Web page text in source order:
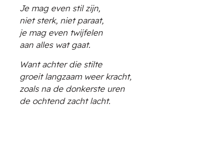
Je mag even stil zijn,
niet sterk, niet paraat,
je mag even twijfelen
aan alles wat gaat.
Want achter die stilte
groeit langzaam weer kracht,
zoals na de donkerste uren
de ochtend zacht lacht.